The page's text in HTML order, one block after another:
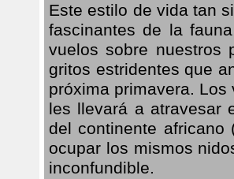
Este estilo de vida tan
fascinantes de la
vuelos sobre nuestros
gritos estridentes que
próxima primavera.
les llevará a atravesar
del continente
ocupar los mismos
inconfundible.